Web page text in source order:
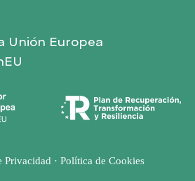
Unión Europea
Privacidad · Política de Cookies